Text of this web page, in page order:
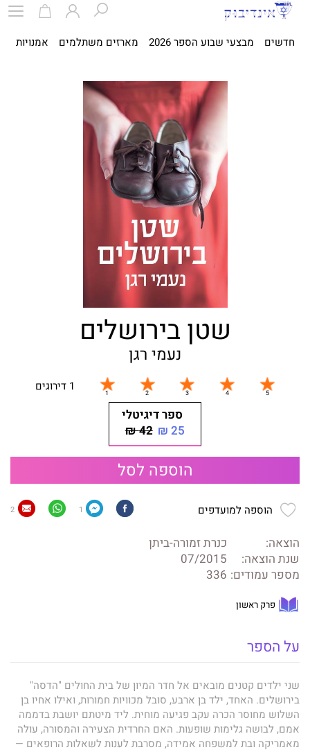
חדשים מבצעי שבוע הספר 2026 מארזים משתלמים אמנויות
שטן בירושלים
נעמי רגן
1 דירוגים
ספר דיגיטלי
25 ₪
42 ₪
הוספה לסל
הוספה למועדפים 1
2
הוצאה:
כנרת זמורה-ביתן
שנת הוצאה:
07/2015
מספר עמודים: 336
פרק ראשון
על הספר
שני ילדים קטנים מובאים אל חדר המיון של בית החולים "הדסה"
בירושלים. האחד, ילד בן ארבע, סובל מכוויות חמורות, ואילו אחיו בן
השלוש מחוסר הכרה עקב פגיעה מוחית. ליד מיטתם יושבת בדממה
אמם, לבושה גלימות שופעות. האם החרדית הצעירה והמסורה, עולה
מאמריקה ובת למשפחה אמידה, מסרבת לענות לשאלות הרופאים —